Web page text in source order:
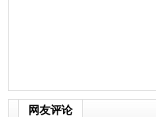
网友评论